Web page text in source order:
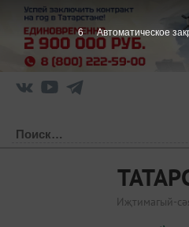
Иҗтимагый-
6 Автоматическое